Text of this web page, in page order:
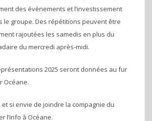
des évènements et l’investissement
le groupe. Des répétitions peuvent être
rajoutées les samedis en plus du
du mercredi après-midi.
2025 seront données au fur
Océane.
et si envie de joindre la compagnie du
l’info à Océane.